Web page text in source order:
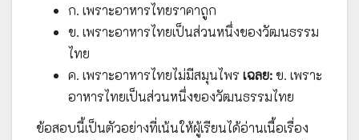
ก. เพราะอาหารไทยราคาถูก
ข. เพราะอาหารไทยเป็นส่วนหนึ่งของวัฒนธรรม
ไทย
ค. เพราะอาหารไทยไม่มีสมุนไพร เฉลย:ข. เพราะ
อาหารไทยเป็นส่วนหนึ่งของวัฒนธรรมไทย
ข้อสอบนี้เป็นตัวอย่างที่เน้นให้ผู้เรียนได้อ่านเนื้อเรื่อง